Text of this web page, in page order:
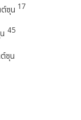
ซุน 17
45
ซุน